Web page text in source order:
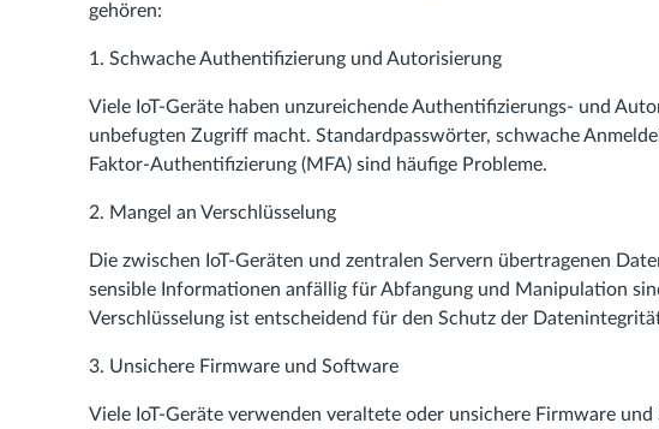
gehören:
1. Schwache Authentifizierung und Autorisierung
Viele IoT-Geräte haben unzureichende Authentifizierungs- und
unbefugten Zugriff macht. Standardpasswörter, schwache
Faktor-Authentifizierung (MFA) sind häufige Probleme.
2. Mangel an Verschlüsselung
Die zwischen IoT-Geräten und zentralen Servern übertragenen
sensible Informationen anfällig für Abfangung und Manipulation
Verschlüsselung ist entscheidend für den Schutz der
3. Unsichere Firmware und Software
Viele IoT-Geräte verwenden veraltete oder unsichere Firmware